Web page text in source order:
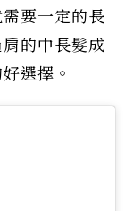
要一定的長
的中長髮成
選擇。